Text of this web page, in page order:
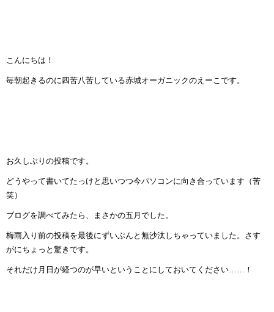
こんにちは！
毎朝起きるのに四苦八苦している赤城オーガニックのえーこです。
お久しぶりの投稿です。
どうやって書いてたっけと思いつつ今パソコンに向き合っています（苦
笑）
ブログを調べてみたら、まさかの五月でした。
梅雨入り前の投稿を最後にずいぶんと無沙汰しちゃっていました。さす
がにちょっと驚きです。
それだけ月日が経つのが早いということにしておいてください……！